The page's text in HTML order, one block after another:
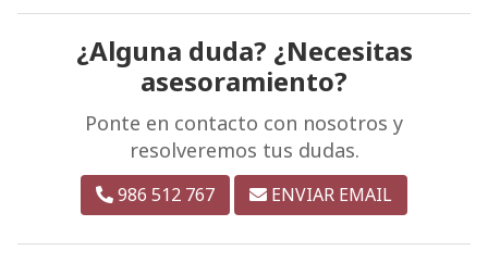
¿Alguna duda? ¿Necesitas
asesoramiento?
Ponte en contacto con nosotros y
resolveremos tus dudas.
986 512 767 ENVIAR EMAIL